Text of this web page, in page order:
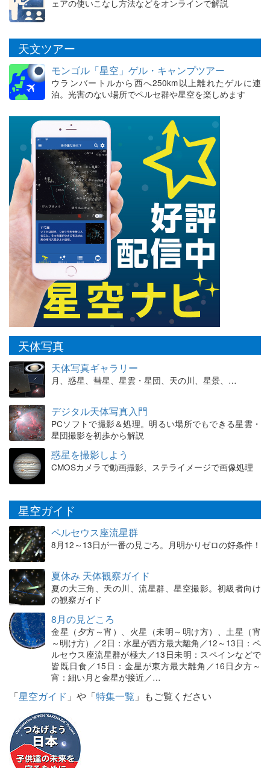
ェアの使いこなし方法などをオンラインで解説
天文ツアー
モンゴル「星空」ゲル・キャンプツアー
ウランバートルから西へ250km以上離れたゲルに連
泊。光害のない場所でペルセ群や星空を楽しめます
天体写真
天体写真ギャラリー
月、惑星、彗星、星雲・星団、天の川、星景、…
デジタル天体写真入門
PCソフトで撮影＆処理。明るい場所でもできる星雲・
星団撮影を初歩から解説
惑星を撮影しよう
CMOSカメラで動画撮影、ステライメージで画像処理
星空ガイド
ペルセウス座流星群
8月12～13日が一番の見ごろ。月明かりゼロの好条件！
夏休み 天体観察ガイド
夏の大三角、天の川、流星群、星空撮影。初級者向け
の観察ガイド
8月の見どころ
金星（夕方～宵）、火星（未明～明け方）、土星（宵
～明け方）／2日：水星が西方最大離角／12～13日：ペ
ルセウス座流星群が極大／13日未明：スペインなどで
皆既日食／15日：金星が東方最大離角／16日夕方～
宵：細い月と金星が接近／…
「星空ガイド 」や「特集一覧 」もご覧ください